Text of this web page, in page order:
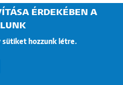
ÉRDEKÉBEN A
sütiket hozzunk létre.